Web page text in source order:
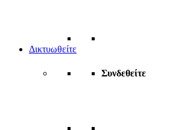
Δικτυωθείτε
Συνδεθείτε